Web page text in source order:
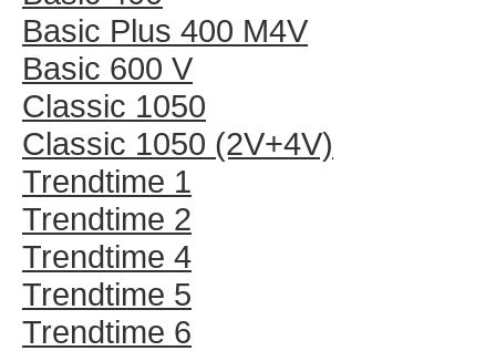
Basic Plus 400 M4V
Basic 600 V
Classic 1050
Classic 1050 (2V+4V)
Trendtime 1
Trendtime 2
Trendtime 4
Trendtime 5
Trendtime 6